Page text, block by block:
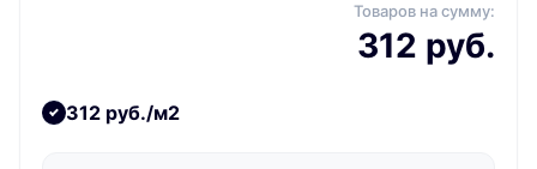
Товаров на сумму:
312 руб.
312 руб./м2